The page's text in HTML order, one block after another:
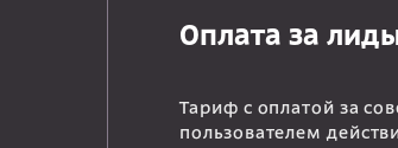
Оплата за
Тариф с оплатой за
пользователем